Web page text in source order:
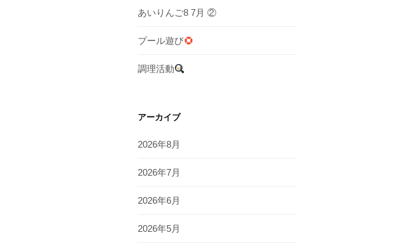
あいりんご8 7月 ②
プール遊び
調理活動
アーカイブ
2026年8月
2026年7月
2026年6月
2026年5月